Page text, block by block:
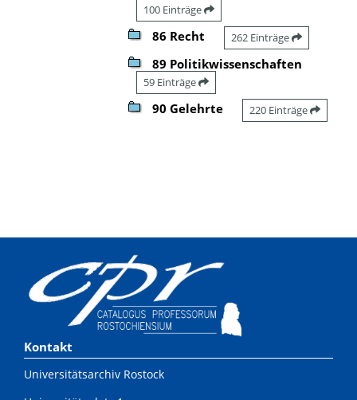
100 Einträge
86 Recht 262 Einträge
89 Politikwissenschaften
59 Einträge
90 Gelehrte 220 Einträge
Kontakt
Universitätsarchiv Rostock